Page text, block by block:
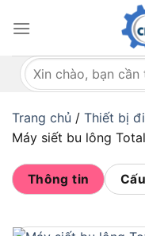
qua
dungTìm
kiếm:
Trang chủ / Thiết bị
Máy siết bu lông
Thông tin